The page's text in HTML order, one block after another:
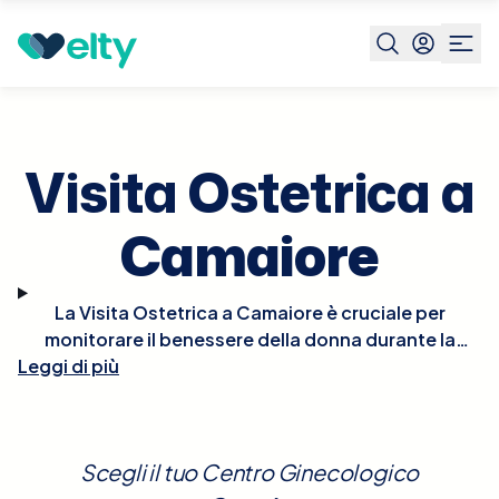
Prenota visita
Visita Ostetrica a
Camaiore
La Visita Ostetrica a Camaiore è cruciale per
monitorare il benessere della donna durante la
gravidanza. Durante la visita, l'ostetrico valuterà la
benessere generale. È anche un'opportunità per
Leggi di più
Scegli il tuo Centro Ginecologico